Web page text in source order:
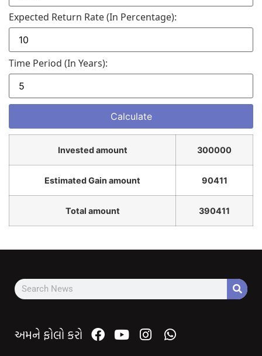
Expected Return Rate (in Percentage):
Time Period (in Years):
Invested amount 300000
Estimated Gain amount 90411
Total amount 390411
અમને ફોલો કરો